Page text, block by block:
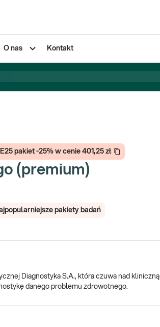
O nas Kontakt
pakiet -25% w cenie 401,25 zł
(premium)
pakiety badań
Diagnostyka S.A., która czuwa nad kliniczną
danego problemu zdrowotnego.